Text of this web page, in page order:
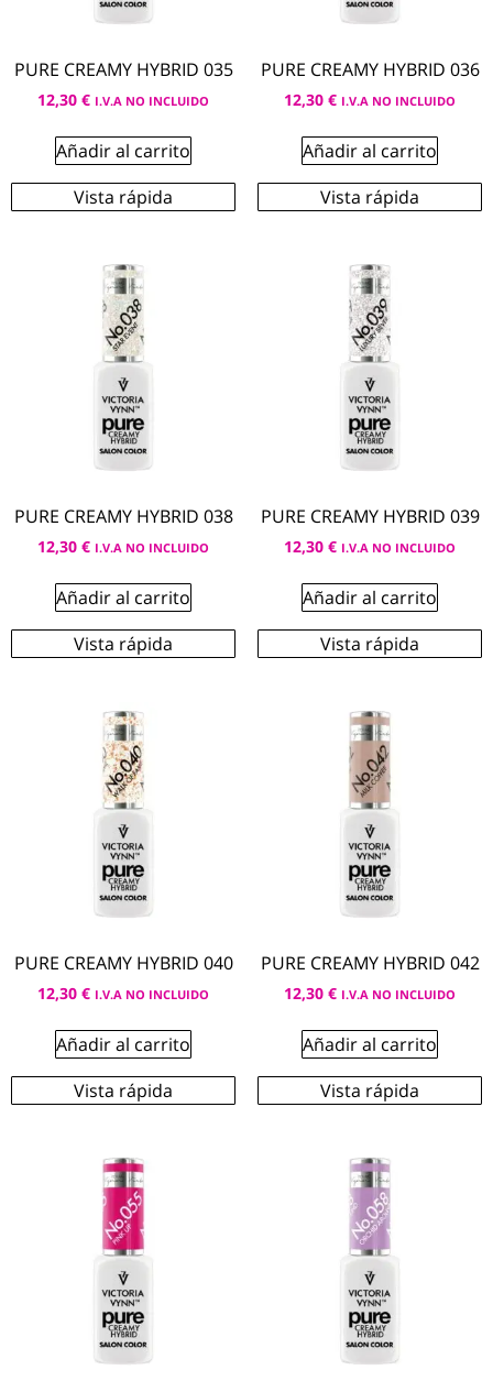
PURE CREAMY HYBRID 035
12,30 € I.V.A NO INCLUIDO
Añadir al carrito
Vista rápida
PURE CREAMY HYBRID 036
12,30 € I.V.A NO INCLUIDO
Añadir al carrito
Vista rápida
PURE CREAMY HYBRID 038
12,30 € I.V.A NO INCLUIDO
Añadir al carrito
Vista rápida
PURE CREAMY HYBRID 039
12,30 € I.V.A NO INCLUIDO
Añadir al carrito
Vista rápida
PURE CREAMY HYBRID 040
12,30 € I.V.A NO INCLUIDO
Añadir al carrito
Vista rápida
PURE CREAMY HYBRID 042
12,30 € I.V.A NO INCLUIDO
Añadir al carrito
Vista rápida